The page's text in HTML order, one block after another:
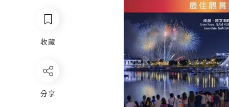
收藏
分享